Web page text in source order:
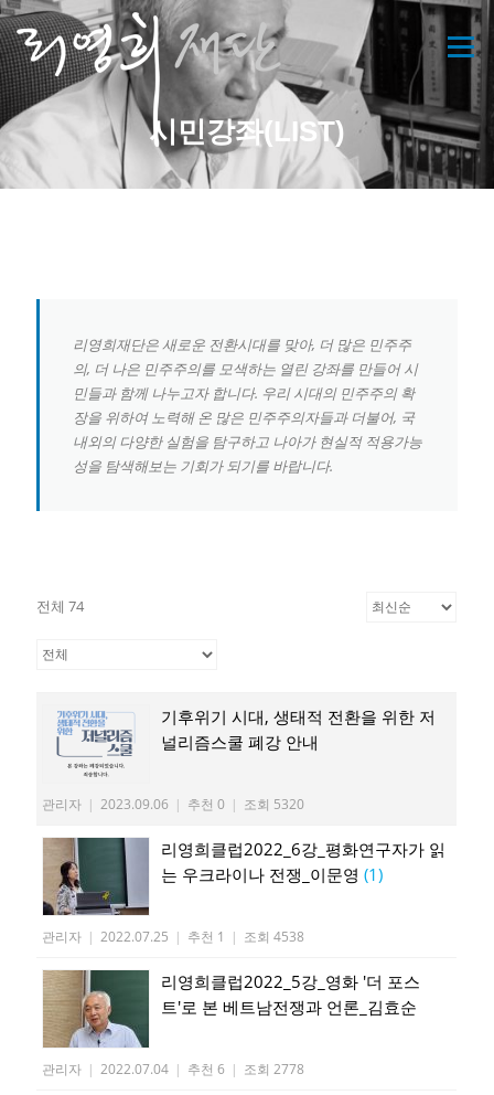
콘
텐
츠
로
바
로
기
메뉴
시민강좌(LIST)
리영희재단은 새로운 전환시대를 맞아, 더 많은 민주주
의, 더 나은 민주주의를 모색하는 열린 강좌를 만들어 시
민들과 함께 나누고자 합니다. 우리 시대의 민주주의 확
장을 위하여 노력해 온 많은 민주주의자들과 더불어, 국
내외의 다양한 실험을 탐구하고 나아가 현실적 적용가능
성을 탐색해보는 기회가 되기를 바랍니다.
전체 74
기후위기 시대, 생태적 전환을 위한 저
널리즘스쿨 폐강 안내
관리자 | 2023.09.06 | 추천 0 | 조회 5320
리영희클럽2022_6강_평화연구자가 읽
는 우크라이나 전쟁_이문영(1)
관리자 | 2022.07.25 | 추천 1 | 조회 4538
리영희클럽2022_5강_영화 '더 포스
트'로 본 베트남전쟁과 언론_김효순
관리자 | 2022.07.04 | 추천 6 | 조회 2778